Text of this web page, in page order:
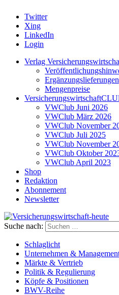
Twitter
Xing
LinkedIn
Login
Verlag
Ergänzungslieferungen
Mengenpreise
VWClub Juni 2026
VWClub März 2026
VWClub November
VWClub Juli 2025
VWClub November
VWClub Oktober
VWClub April 2023
Shop
Redaktion
Abonnement
Newsletter
Versicherungswirtschaft-heute
Suche nach:
Schlaglicht
Unternehmen &
Märkte & Vertrieb
Politik & Regulierung
Köpfe & Positionen
BWV-Reihe